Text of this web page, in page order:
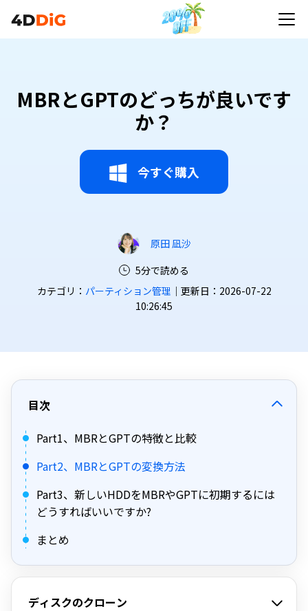
MBRとGPTのどっちが良いです
か？
今すぐ購入
原田 凪沙
5分で読める
カテゴリ： パーティション管理 ｜更新日：2026-07-22
10:26:45
目次
Part1、MBRとGPTの特徴と比較
Part2、MBRとGPTの変換方法
Part3、新しいHDDをMBRやGPTに初期するには
どうすればいいですか?
まとめ
ディスクのクローン